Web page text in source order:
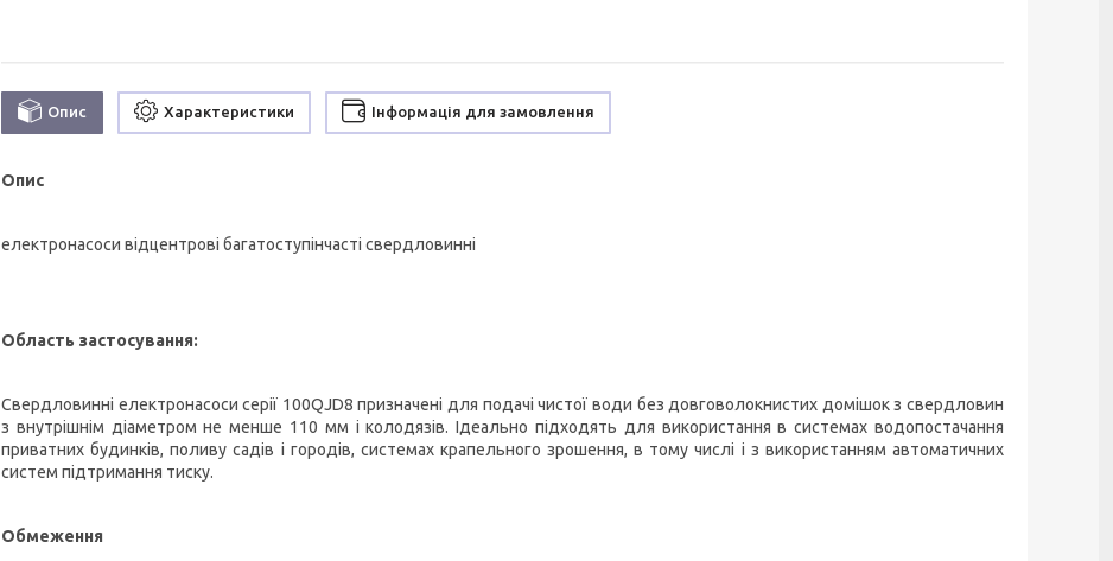
Опис Характеристики Інформація для замовлення
Опис
електронасоси відцентрові багатоступінчасті свердловинні
Область застосування:
Свердловинні електронасоси серії 100QJD8 призначені для подачі чистої води без довговолокнистих домішок з свердловин
з внутрішнім діаметром не менше 110 мм і колодязів. Ідеально підходять для використання в системах водопостачання
приватних будинків, поливу садів і городів, системах крапельного зрошення, в тому числі і з використанням автоматичних
систем підтримання тиску.
Обмеження